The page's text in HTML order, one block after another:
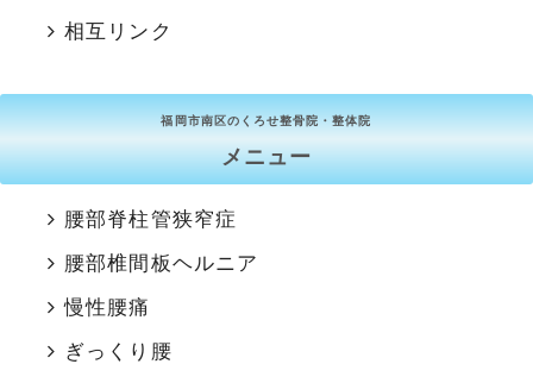
相互リンク
福岡市南区のくろせ整骨院・整体院
メニュー
腰部脊柱管狭窄症
腰部椎間板ヘルニア
慢性腰痛
ぎっくり腰